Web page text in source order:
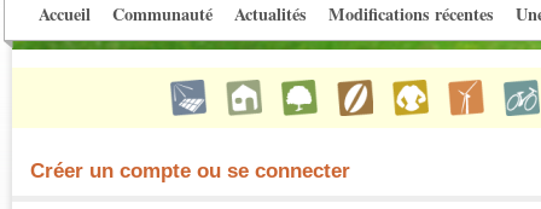
Accueil Communauté Actualités Modifications récentes
Créer un compte ou se connecter